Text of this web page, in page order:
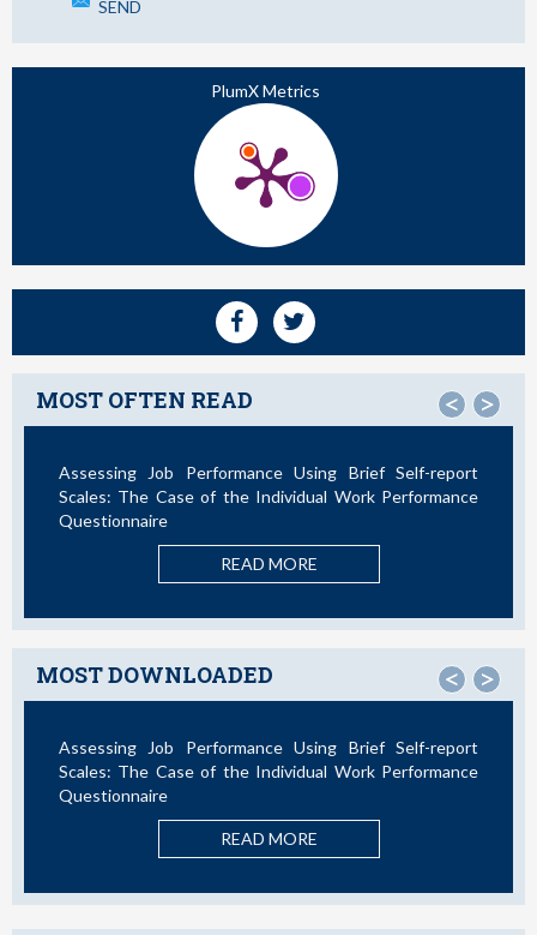
SEND
PlumX Metrics
MOST OFTEN READ < >
Brief Self-report
Work Performance
Not All Telework is Valuable
MOST DOWNLOADED < >
Brief Self-report
Work Performance
La Teoría de las Demandas y
Nuevos Desarrollos en la Última